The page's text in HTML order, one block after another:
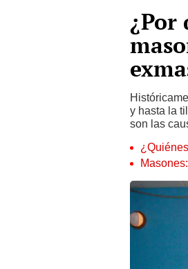
¿Por
y hasta la
son las